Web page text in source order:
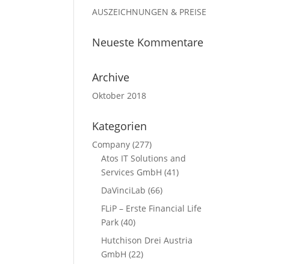
AUSZEICHNUNGEN & PREISE
Neueste Kommentare
Archive
Oktober 2018
Kategorien
Company (277)
Atos IT Solutions and
Services GmbH (41)
DaVinciLab (66)
FLiP – Erste Financial Life
Park (40)
Hutchison Drei Austria
GmbH (22)